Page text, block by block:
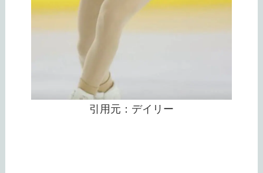
引用元：デイリー